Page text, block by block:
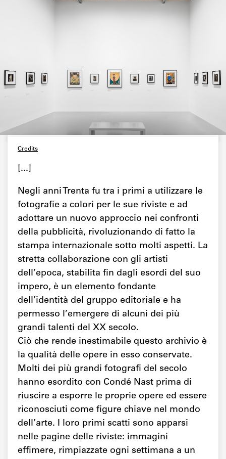
Credits
[...]
Negli anni Trenta fu tra i primi a utilizzare le
fotografie a colori per le sue riviste e ad
adottare un nuovo approccio nei confronti
della pubblicità, rivoluzionando di fatto la
stampa internazionale sotto molti aspetti. La
stretta collaborazione con gli artisti
dell’epoca, stabilita fin dagli esordi del suo
impero, è un elemento fondante
dell’identità del gruppo editoriale e ha
permesso l’emergere di alcuni dei più
grandi talenti del XX secolo.
Ciò che rende inestimabile questo archivio è
la qualità delle opere in esso conservate.
Molti dei più grandi fotografi del secolo
hanno esordito con Condé Nast prima di
riuscire a esporre le proprie opere ed essere
riconosciuti come figure chiave nel mondo
dell’arte. I loro primi scatti sono apparsi
nelle pagine delle riviste: immagini
effimere, rimpiazzate ogni settimana a un